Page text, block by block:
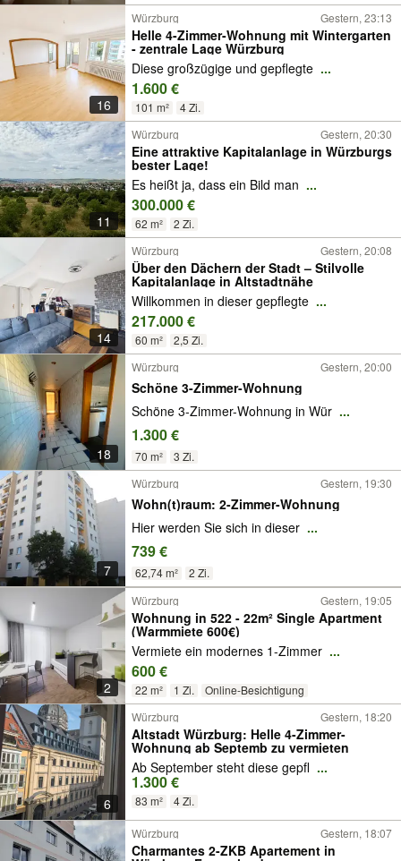
16
Würzburg Gestern, 23:13
Helle 4-Zimmer-Wohnung mit Wintergarten
- zentrale Lage Würzburg
Diese großzügige und gepflegte ...
1.600 €
101 m² 4 Zi.
11
Würzburg Gestern, 20:30
Eine attraktive Kapitalanlage in Würzburgs
bester Lage!
Es heißt ja, dass ein Bild man ...
300.000 €
62 m² 2 Zi.
14
Würzburg Gestern, 20:08
Über den Dächern der Stadt – Stilvolle
Kapitalanlage in Altstadtnähe
Willkommen in dieser gepflegte ...
217.000 €
60 m² 2,5 Zi.
18
Würzburg Gestern, 20:00
Schöne 3-Zimmer-Wohnung
Schöne 3-Zimmer-Wohnung in Wür ...
1.300 €
70 m² 3 Zi.
7
Würzburg Gestern, 19:30
Wohn(t)raum: 2-Zimmer-Wohnung
Hier werden Sie sich in dieser ...
739 €
62,74 m² 2 Zi.
2
Würzburg Gestern, 19:05
Wohnung in 522 - 22m² Single Apartment
(Warmmiete 600€)
Vermiete ein modernes 1-Zimmer ...
600 €
22 m² 1 Zi. Online-Besichtigung
6
Würzburg Gestern, 18:20
Altstadt Würzburg: Helle 4-Zimmer-
Wohnung ab Septemb zu vermieten
Ab September steht diese gepfl ...
1.300 €
83 m² 4 Zi.
Würzburg Gestern, 18:07
Charmantes 2-ZKB Apartement in